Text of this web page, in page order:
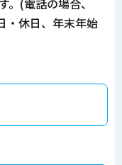
(電話の場合、
・休日、年末年始